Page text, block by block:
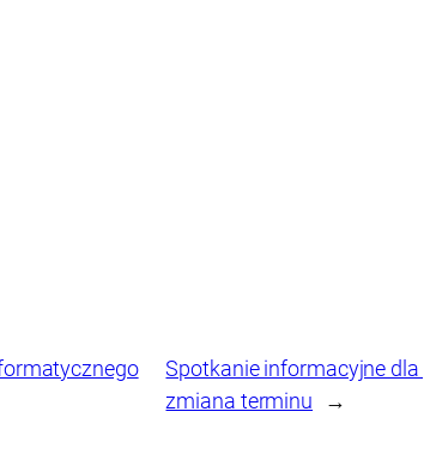
Spotkanie informacyjne
zmiana terminu
→